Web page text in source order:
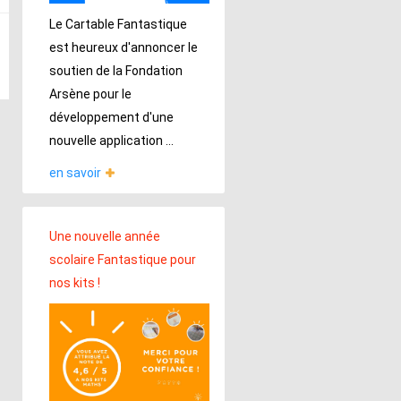
Le Cartable Fantastique
est heureux d'annoncer le
soutien de la Fondation
Arsène pour le
développement d'une
nouvelle application ...
en savoir
Une nouvelle année
scolaire Fantastique pour
nos kits !